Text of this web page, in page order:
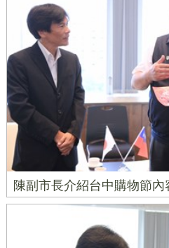
陳副市長介紹台中購物節